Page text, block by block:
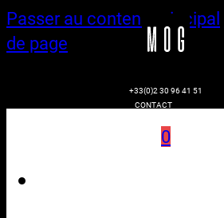
Passer au contenu principal
de page
+33(0)2 30 96 41 51
CONTACT
0